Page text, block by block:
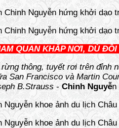
QUAN KHẮP NƠI, DÙ
thông, tuyết rơi trên đỉnh
San Francisco và Martin
B.Strauss-Chinh Nguyễn